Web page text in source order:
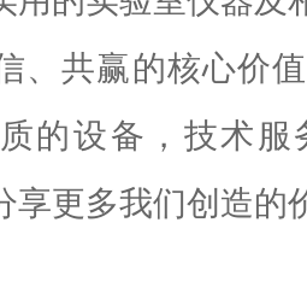
、共赢的核心价
的设备，技术
享更多我们创造的